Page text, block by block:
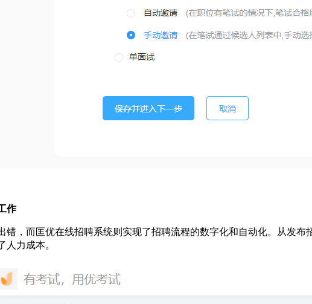
作
错，而匡优在线招聘系统则实现了招聘流程的数字化和自动化。从发
力成本。